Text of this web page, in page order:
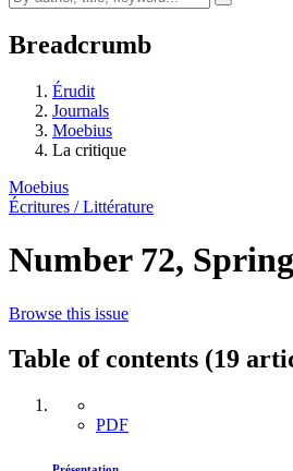
Breadcrumb
Érudit
Journals
Moebius
La critique
Moebius
Écritures / Littérature
Number 72,
Browse this issue
Table of contents (19
PDF